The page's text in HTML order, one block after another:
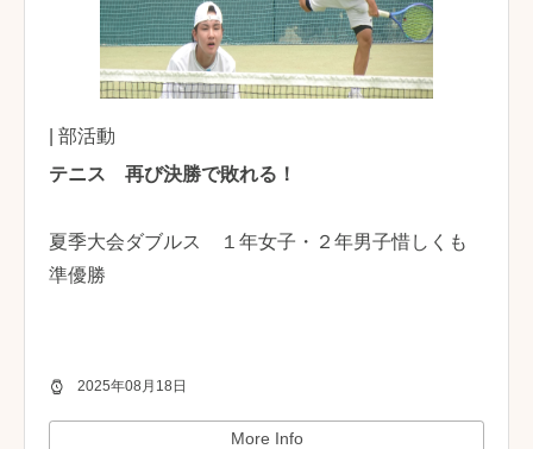
| 部活動
テニス 再び決勝で敗れる！
夏季大会ダブルス １年女子・２年男子惜しくも
準優勝
2025年08月18日
More Info